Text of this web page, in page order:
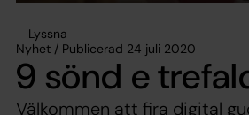
Lyssna
Nyhet / Publicerad 24 juli 2020
9 sönd e
Välkommen att fira digital